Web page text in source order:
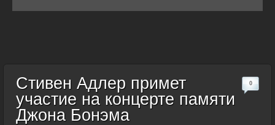
Стивен Адлер примет
участие на концерте памяти
Джона Бонэма
0